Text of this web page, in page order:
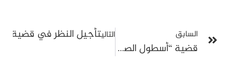
السابق
قضية “أسطول الصمود”: الإفراج عن الطبيب محمد أمين بالنور مع تواصل إيقاف عدد من النشطاء
التاليتأجيل النظر في قضية